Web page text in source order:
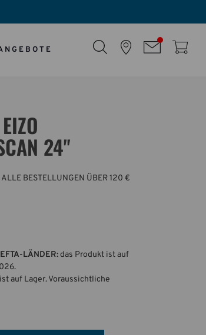
24"
ALLE BESTELLUNGEN ÜBER 120 €
LÄNDER:das Produkt ist auf
auf Lager. Voraussichtliche